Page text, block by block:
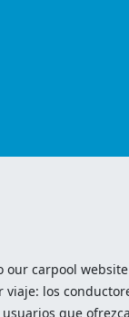
carpool
los
que